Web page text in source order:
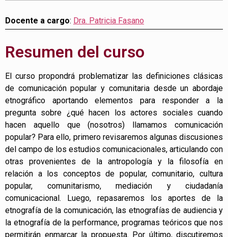
Docente a cargo: Dra. Patricia Fasano
Resumen del curso
El curso propondrá problematizar las definiciones clásicas
de comunicación popular y comunitaria desde un abordaje
etnográfico aportando elementos para responder a la
pregunta sobre ¿qué hacen los actores sociales cuando
hacen aquello que (nosotros) llamamos comunicación
popular? Para ello, primero revisaremos algunas discusiones
del campo de los estudios comunicacionales, articulando con
otras provenientes de la antropología y la filosofía en
relación a los conceptos de popular, comunitario, cultura
popular, comunitarismo, mediación y ciudadanía
comunicacional. Luego, repasaremos los aportes de la
etnografía de la comunicación, las etnografías de audiencia y
la etnografía de la performance, programas teóricos que nos
permitirán enmarcar la propuesta. Por último, discutiremos